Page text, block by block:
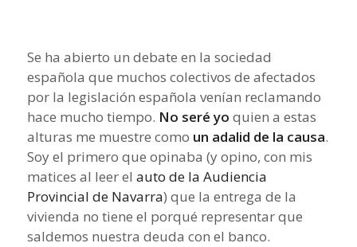
Se ha abierto un debate en la sociedad
española que muchos colectivos de afectados
por la legislación española venían reclamando
hace mucho tiempo. No seré yo quien a estas
alturas me muestre como un adalid de la causa.
Soy el primero que opinaba (y opino, con mis
matices al leer el auto de la Audiencia
Provincial de Navarra) que la entrega de la
vivienda no tiene el porqué representar que
saldemos nuestra deuda con el banco.